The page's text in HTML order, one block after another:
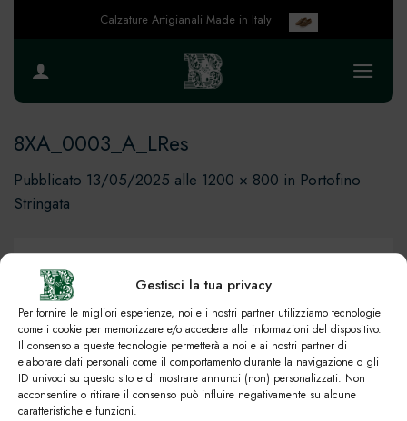
Gestisci la tua privacy
Per fornire le migliori esperienze, noi e i nostri partner utilizziamo tecnologie
come i cookie per memorizzare e/o accedere alle informazioni del dispositivo.
Il consenso a queste tecnologie permetterà a noi e ai nostri partner di
elaborare dati personali come il comportamento durante la navigazione o gli
ID univoci su questo sito e di mostrare annunci (non) personalizzati. Non
acconsentire o ritirare il consenso può influire negativamente su alcune
caratteristiche e funzioni.
Calzature Artigianali Made in Italy
8XA_0003_A_LRes
Pubblicato 13/05/2025 alle 1200 × 800 in Portofino
Stringata